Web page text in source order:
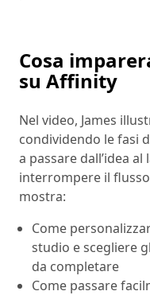
Cosa
su Affinity
Nel video, James
condividendo le fasi
a passare dall’idea
interrompere il
mostra:
Come
studio e scegliere
da completare
Come passare